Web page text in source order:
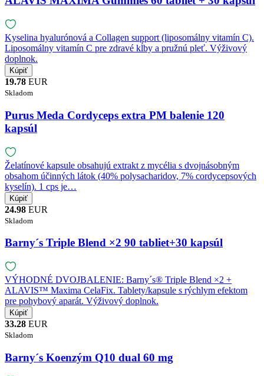
Kyselina hyalurónová a Collagen support (liposomálny vitamín C).
Liposomálny vitamín C pre zdravé kĺby a pružnú pleť. Výživový
doplnok.
19.78 EUR
Skladom
Purus Meda Cordyceps extra PM balenie 120
kapsúl
Želatínové kapsule obsahujú extrakt z mycélia s dvojnásobným
obsahom účinných látok (40% polysacharidov, 7% cordycepsových
kyselín). 1 cps je…
24.98 EUR
Skladom
Barny´s Triple Blend ×2 90 tabliet+30 kapsúl
VÝHODNÉ DVOJBALENIE: Barny´s® Triple Blend ×2 +
ALAVIS™ Maxima CelaFix. Tablety/kapsule s rýchlym efektom
pre pohybový aparát. Výživový doplnok.
33.28 EUR
Skladom
Barny´s Koenzým Q10 dual 60 mg